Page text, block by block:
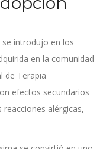
introdujo en los
en la comunidad
de Terapia
efectos secundarios
alérgicas,